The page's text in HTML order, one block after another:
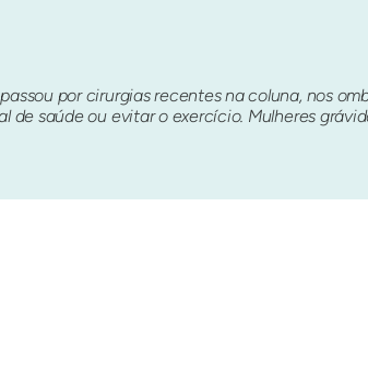
por cirurgias recentes na coluna, nos
de saúde ou evitar o exercício. Mulheres